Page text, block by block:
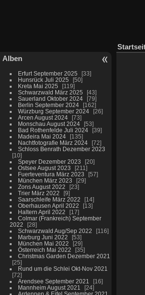
Alben
Erfurt September 2025
33
Hunsrück Juli 2025
50
Kreta Mai 2025
119
Schwarzwald März 2025
43
Sauerland Oktober 2024
79
Berlin September 2024
162
Würzburg September 2024
26
Arcen August 2024
73
Monschau August 2024
53
Bad Rothenfelde Juli 2024
39
Madeira Mai 2024
135
Nachtfotografie März 2024
72
Schloss Benrath Dezember 2023
10
Speyer Dezember 2023
20
Ostsee August 2023
211
Fuerteventura März 2023
57
München März 2023
29
Zons August 2022
23
Trier März 2022
9
Saarschleife März 2022
14
Oberhausen April 2022
13
Haltern April 2022
17
Colmar (Frankreich) September
2022
28
Schwarzwald Aug/Sep 2022
116
Marburg Juni 2022
53
München Mai 2022
29
Österreich Mai 2022
35
Christmas Garden Dezember 2021
25
Rund um die Schlei Okt-Nov 2021
72
Arendsee September 2021
16
Mannheim August 2021
24
Ardennen & Eifel September 2021